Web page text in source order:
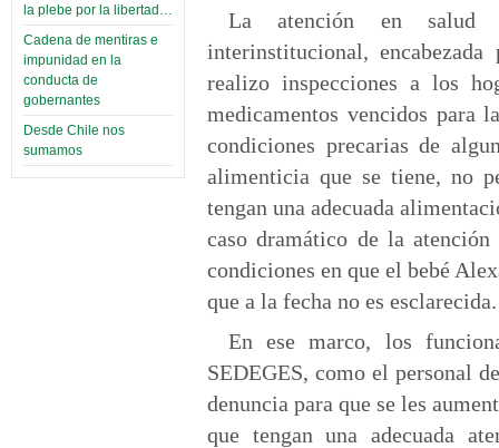
la plebe por la libertad…
Cadena de mentiras e
impunidad en la
conducta de
gobernantes
Desde Chile nos
sumamos
La atención en salud
interinstitucional,
realizo inspecciones a los
medicamentos vencidos para
condiciones precarias de
alimenticia que se tiene, no
tengan una adecuada
caso dramático de la
condiciones en que el bebé
que a la fecha no es esclarecida.
En ese marco, los
SEDEGES, como el personal
denuncia para que se les
que tengan una adecuada